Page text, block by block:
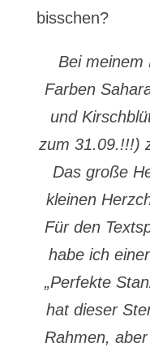
bisschen?
Bei meinem
Farben
und
zum 31.09.!!!)
Das große
kleinen
Für den
habe ich
„Perfekte
hat dieser
Rahmen,